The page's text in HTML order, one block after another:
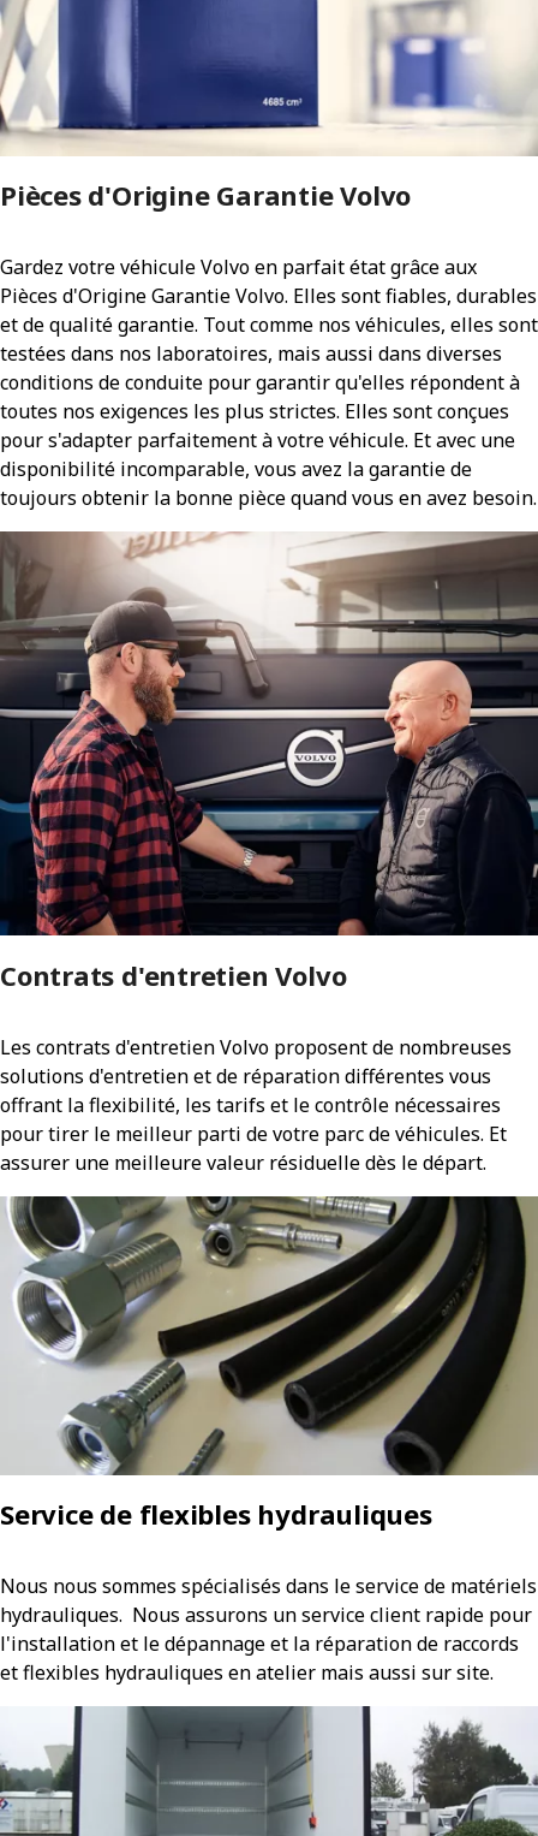
Pièces d'Origine Garantie Volvo
Gardez votre véhicule Volvo en parfait état grâce aux
Pièces d'Origine Garantie Volvo. Elles sont fiables, durables
et de qualité garantie. Tout comme nos véhicules, elles sont
testées dans nos laboratoires, mais aussi dans diverses
conditions de conduite pour garantir qu'elles répondent à
toutes nos exigences les plus strictes. Elles sont conçues
pour s'adapter parfaitement à votre véhicule. Et avec une
disponibilité incomparable, vous avez la garantie de
toujours obtenir la bonne pièce quand vous en avez besoin.
Contrats d'entretien Volvo
Les contrats d'entretien Volvo proposent de nombreuses
solutions d'entretien et de réparation différentes vous
offrant la flexibilité, les tarifs et le contrôle nécessaires
pour tirer le meilleur parti de votre parc de véhicules. Et
assurer une meilleure valeur résiduelle dès le départ.
Service de flexibles hydrauliques
Nous nous sommes spécialisés dans le service de matériels
hydrauliques. Nous assurons un service client rapide pour
l'installation et le dépannage et la réparation de raccords
et flexibles hydrauliques en atelier mais aussi sur site.